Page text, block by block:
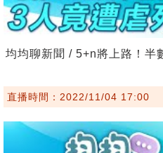
均均聊新聞 / 5+n將上路！半
直播時間：2022/11/04 17:00